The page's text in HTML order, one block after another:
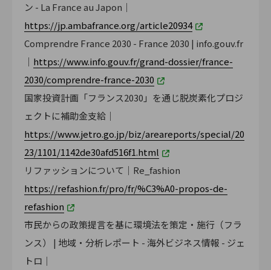
ン - La France au Japon｜
https://jp.ambafrance.org/article20934
Comprendre France 2030 - France 2030 | info.gouv.fr
｜ https://www.info.gouv.fr/grand-dossier/france-
2030/comprendre-france-2030
国家投資計画「フランス2030」を通じ脱炭素化プロジ
ェクトに補助金支給｜
https://www.jetro.go.jp/biz/areareports/special/20
23/1101/1142de30afd516f1.html
リファッションについて｜Re_fashion
https://refashion.fr/pro/fr/%C3%A0-propos-de-
refashion
市民からの政策提言を基に環境法を策定・施行（フラ
ンス） | 地域・分析レポート - 海外ビジネス情報 - ジェ
トロ｜